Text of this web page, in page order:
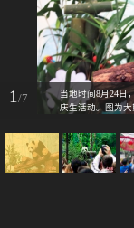
1/7
当地时间8月24日
庆生活动。图为